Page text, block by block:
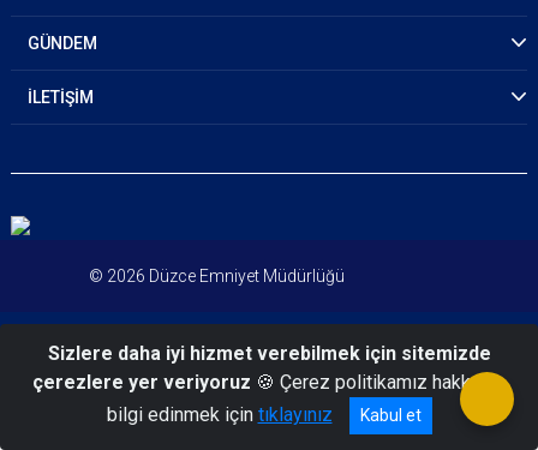
GÜNDEM
İLETİŞİM
© 2026 Düzce Emniyet Müdürlüğü
Sizlere daha iyi hizmet verebilmek için sitemizde
çerezlere yer veriyoruz 🍪 Çerez politikamız hakkında
bilgi edinmek için tıklayınız Kabul et